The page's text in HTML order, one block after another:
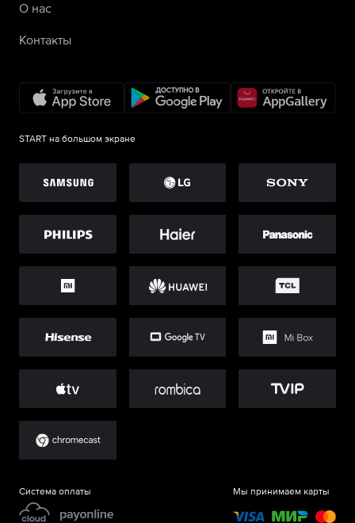
О нас
Контакты
START на большом экране
Система оплаты Мы принимаем карты